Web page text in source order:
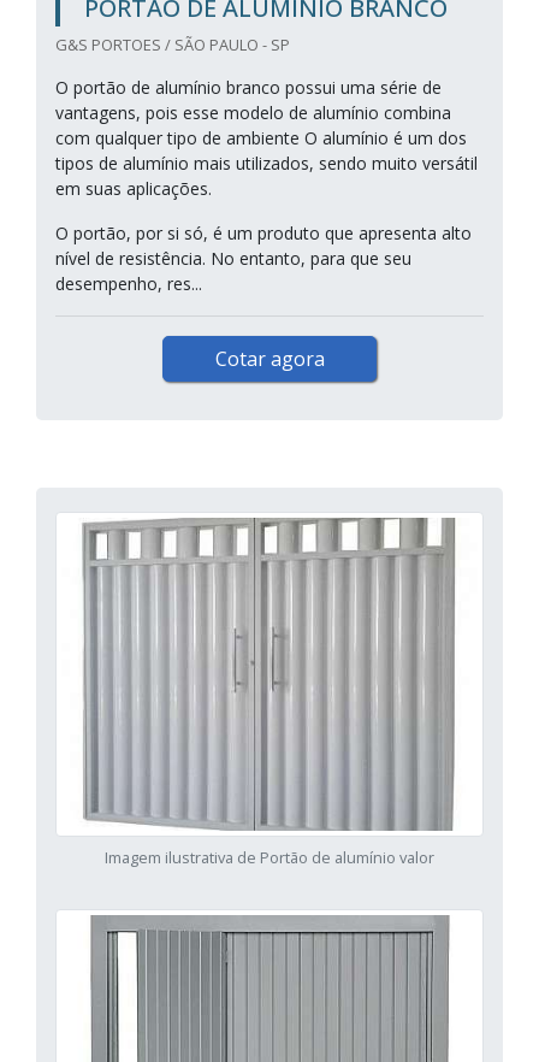
PORTÃO DE ALUMÍNIO BRANCO
G&S PORTOES / SÃO PAULO - SP
O portão de alumínio branco possui uma série de
vantagens, pois esse modelo de alumínio combina
com qualquer tipo de ambiente O alumínio é um dos
tipos de alumínio mais utilizados, sendo muito versátil
em suas aplicações.
O portão, por si só, é um produto que apresenta alto
nível de resistência. No entanto, para que seu
desempenho, res...
Cotar agora
Imagem ilustrativa de Portão de alumínio valor